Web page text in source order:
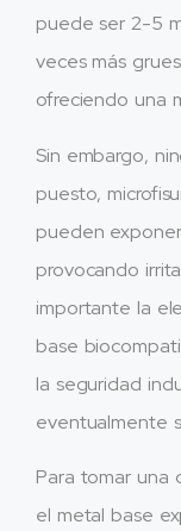
puede ser 2-5
veces más
ofreciendo una
Sin embargo,
puesto,
pueden
provocando
importante la
base
la seguridad
eventualmente
Para tomar una
el metal base